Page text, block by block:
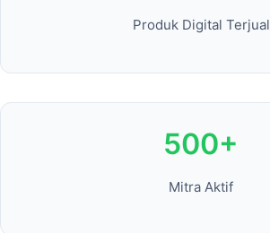
Produk Digital Terjual
500+
Mitra Aktif